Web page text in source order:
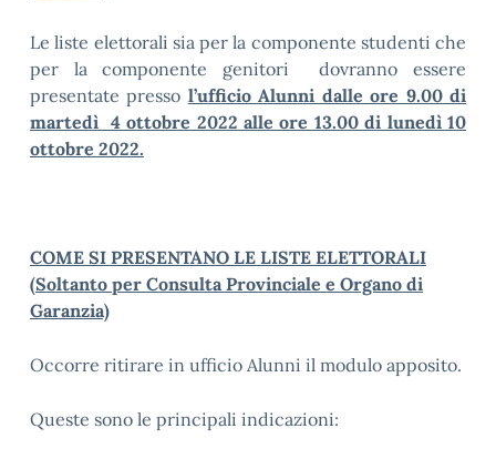
Le liste elettorali sia per la componente studenti che
per la componente genitori dovranno essere
presentate presso l’ufficio Alunni dalle ore 9.00 di
martedì 4 ottobre 2022 alle ore 13.00 di lunedì 10
ottobre 2022.
COME SI PRESENTANO LE LISTE ELETTORALI
(Soltanto per Consulta Provinciale e Organo di
Garanzia)
Occorre ritirare in ufficio Alunni il modulo apposito.
Queste sono le principali indicazioni: